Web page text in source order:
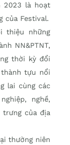
2023 là hoạt
của Festival.
thiệu những
NN&PTNT,
thời kỳ đổi
tựu nổi
lai cùng các
nghề,
trưng của địa
thường niên